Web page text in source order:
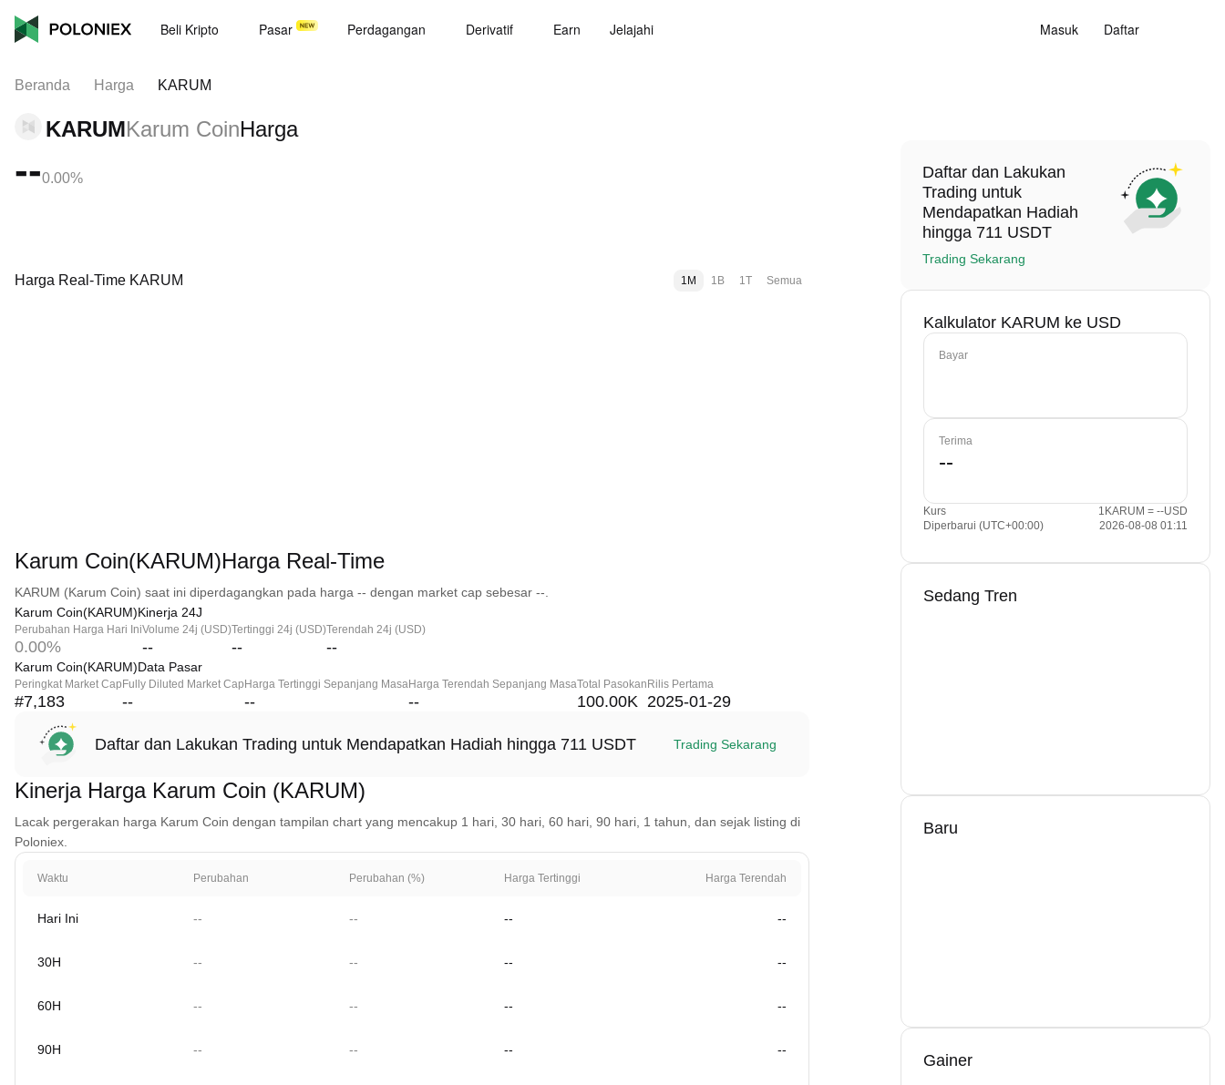
Beli Kripto Pasar Perdagangan Derivatif Earn Jelajahi Masuk Daftar
Beranda Harga KARUM
KARUMKarum CoinHarga
--0.00%
Harga Real-Time KARUM 1M 1B 1T Semua
Karum Coin(KARUM)Harga Real-Time
KARUM (Karum Coin) saat ini diperdagangkan pada harga -- dengan market cap sebesar --.
Karum Coin(KARUM)Kinerja 24J
Perubahan Harga Hari Ini
0.00%
Volume 24j (USD)
--
Tertinggi 24j (USD)
--
Terendah 24j (USD)
--
Karum Coin(KARUM)Data Pasar
Peringkat Market Cap
#7,183
Fully Diluted Market Cap
--
Harga Tertinggi Sepanjang Masa
--
Harga Terendah Sepanjang Masa
--
Total Pasokan
100.00K
Rilis Pertama
2025-01-29
Daftar dan Lakukan Trading untuk Mendapatkan Hadiah hingga 711 USDT Trading Sekarang
Kinerja Harga Karum Coin (KARUM)
Lacak pergerakan harga Karum Coin dengan tampilan chart yang mencakup 1 hari, 30 hari, 60 hari, 90 hari, 1 tahun, dan sejak listing di
Poloniex.
Waktu Perubahan Perubahan (%) Harga Tertinggi Harga Terendah
Hari Ini -- -- -- --
30H -- -- -- --
60H -- -- -- --
90H -- -- -- --
Daftar dan Lakukan
Trading untuk
Mendapatkan Hadiah
hingga 711 USDT
Trading Sekarang
Kalkulator KARUM ke USD
Bayar
Terima
Kurs
1KARUM = --USD
Diperbarui (UTC+00:00)
2026-08-08 01:11
Sedang Tren
Baru
Gainer